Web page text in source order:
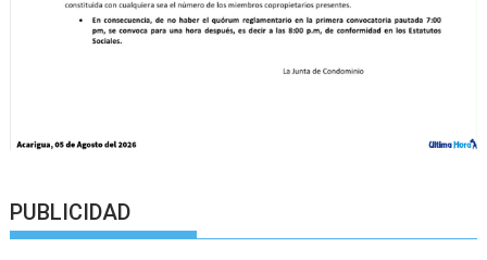
PUBLICIDAD